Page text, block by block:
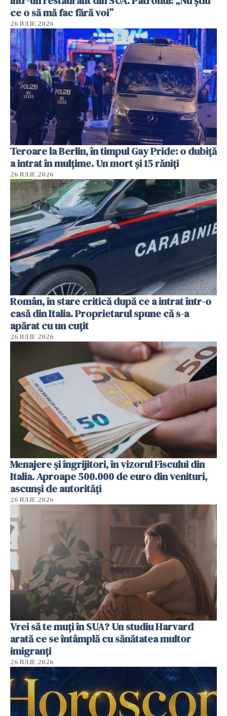
ce o să mă fac fără voi”
26 IULIE 2026
Teroare la Berlin, în timpul Gay Pride: o dubiță
a intrat în mulțime. Un mort și 15 răniți
26 IULIE 2026
Român, în stare critică după ce a intrat într-o
casă din Italia. Proprietarul spune că s-a
apărat cu un cuțit
26 IULIE 2026
Menajere și îngrijitori, în vizorul Fiscului din
Italia. Aproape 500.000 de euro din venituri,
ascunși de autorități
26 IULIE 2026
Vrei să te muți în SUA? Un studiu Harvard
arată ce se întâmplă cu sănătatea multor
imigranți
26 IULIE 2026